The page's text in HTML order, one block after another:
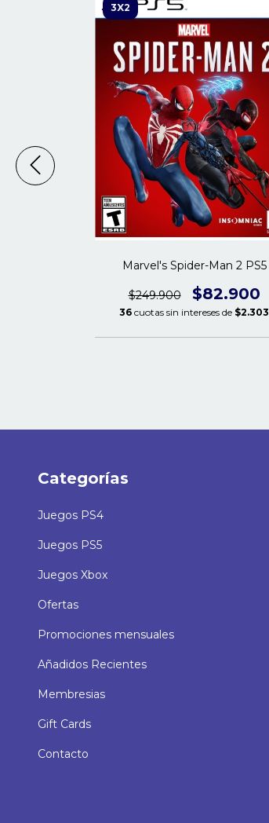
3X2
Marvel's Spider-Man 2 PS5
$249.900 $82.900
36 cuotas sin intereses de $2.303
Categorías
Juegos PS4
Juegos PS5
Juegos Xbox
Ofertas
Promociones mensuales
Añadidos Recientes
Membresias
Gift Cards
Contacto